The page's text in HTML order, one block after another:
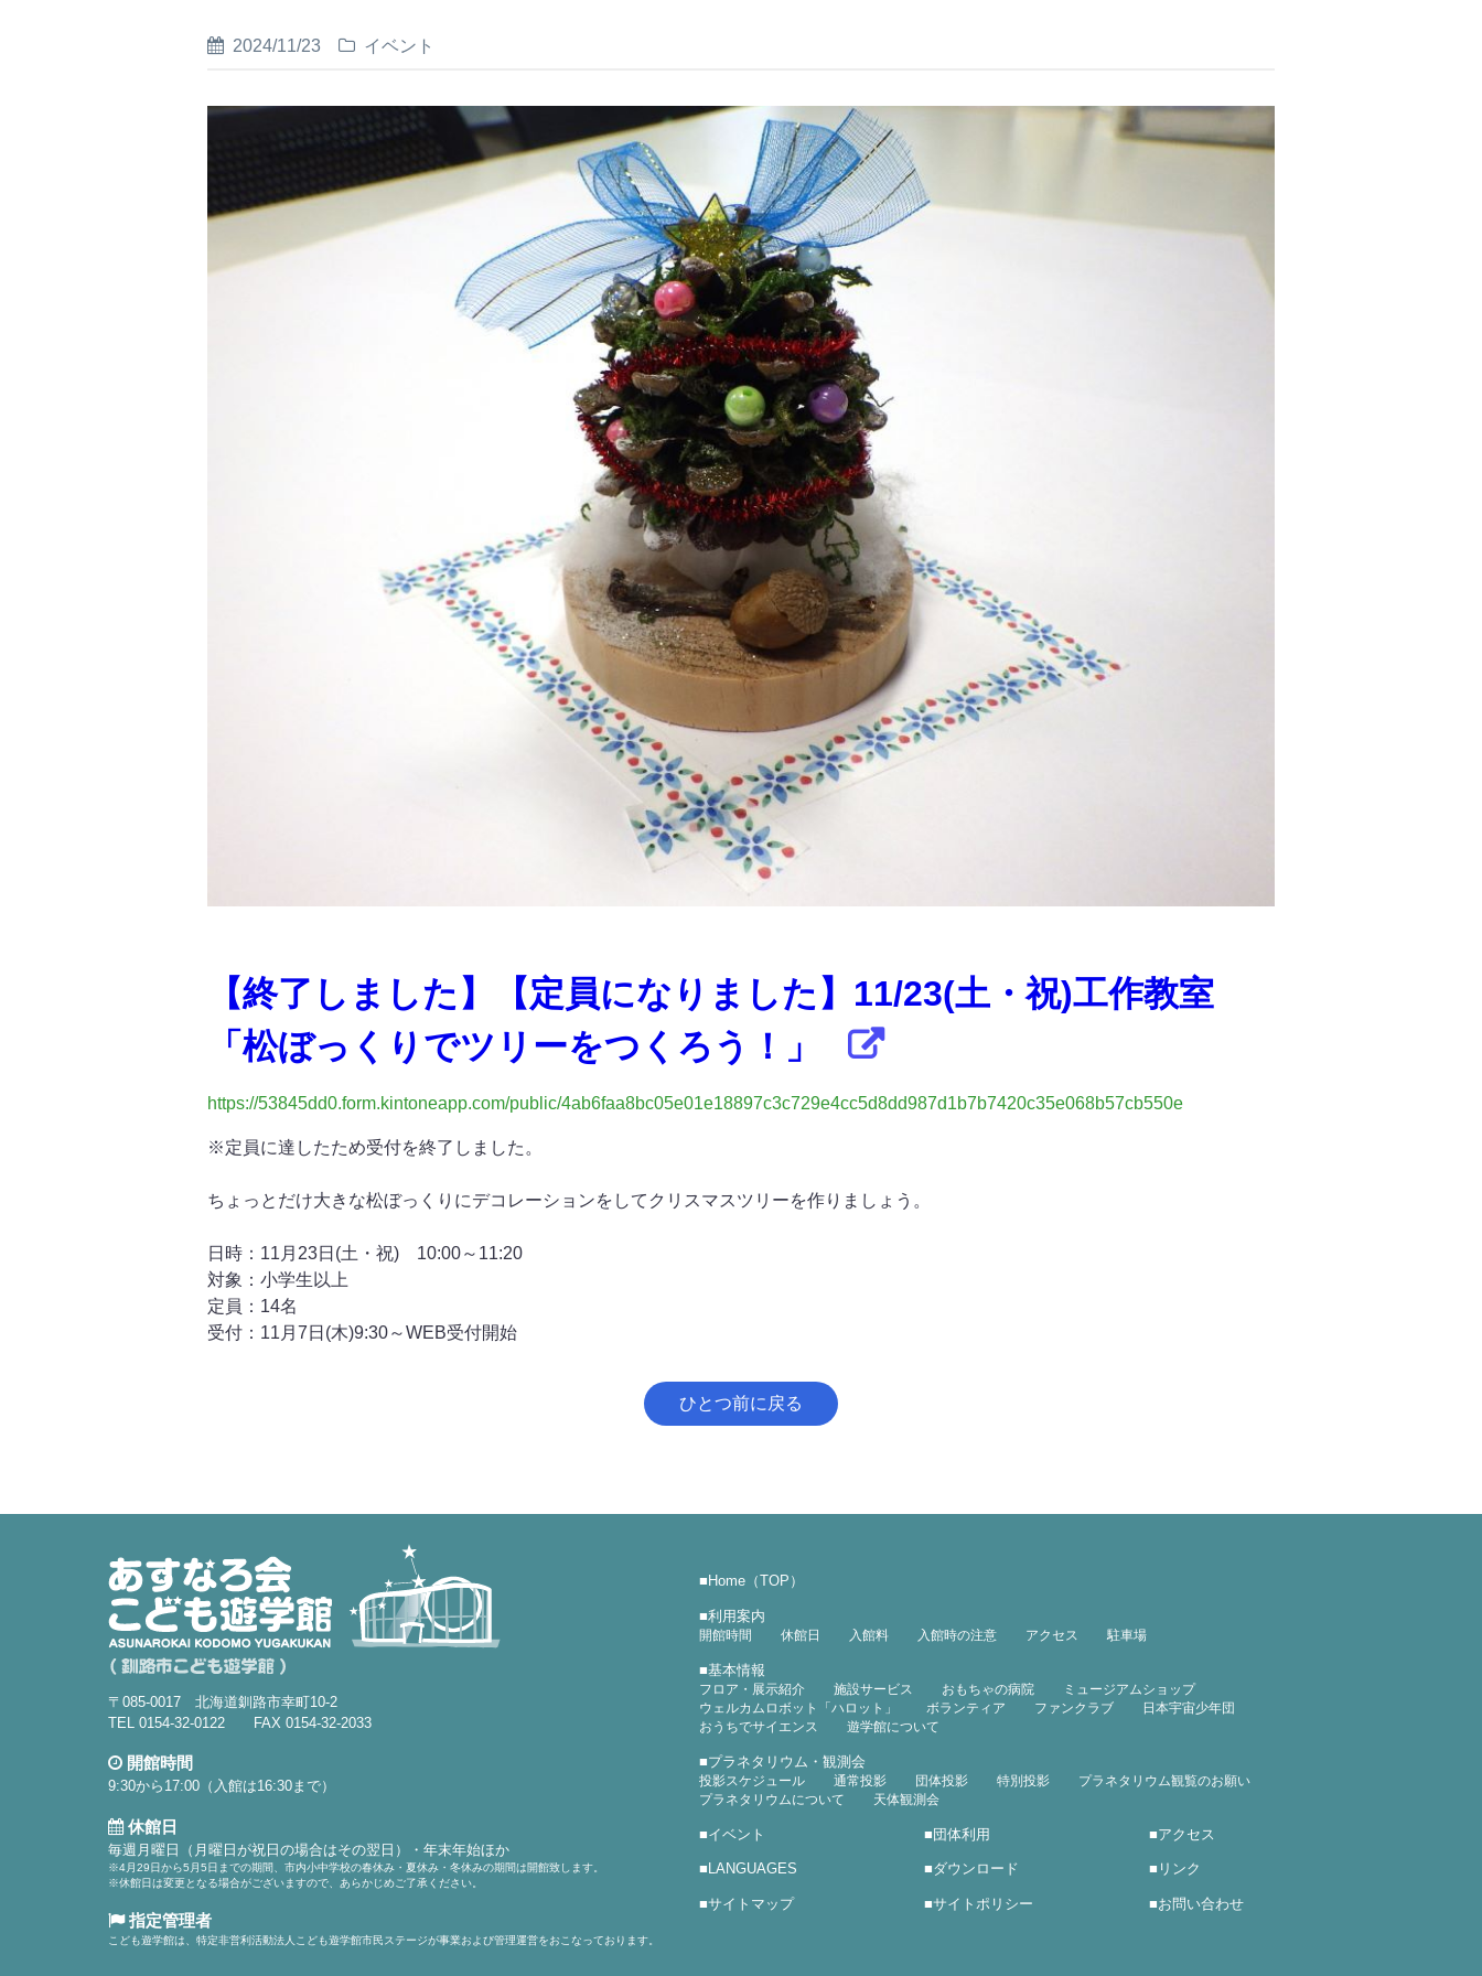
2024/11/23 イベント
【終了しました】【定員になりました】11/23(土・祝)工作教室
「松ぼっくりでツリーをつくろう！」
https://53845dd0.form.kintoneapp.com/public/4ab6faa8bc05e01e18897c3c729e4cc5d8dd987d1b7b7420c35e068b57cb550e
※定員に達したため受付を終了しました。
ちょっとだけ大きな松ぼっくりにデコレーションをしてクリスマスツリーを作りましょう。
日時：11月23日(土・祝) 10:00～11:20
対象：小学生以上
定員：14名
受付：11月7日(木)9:30～WEB受付開始
ひとつ前に戻る
■ Home（TOP）
■利用案内
開館時間 休館日 入館料 入館時の注意 アクセス 駐車場
■基本情報
フロア・展示紹介 施設サービス おもちゃの病院
ミュージアムショップ
ウェルカムロボット「ハロット」
ボランティア ファンクラブ
日本宇宙少年団
おうちでサイエンス
遊学館について
■プラネタリウム・観測会
投影スケジュール 通常投影 団体投影 特別投影
プラネタリウム観覧のお願い
プラネタリウムについて
天体観測会
■イベント ■団体利用 ■アクセス
■ LANGUAGES ■ダウンロード ■ リンク
■サイトマップ ■サイトポリシー ■お問い合わせ
〒085-0017 北海道釧路市幸町10-2
TEL 0154-32-0122 FAX 0154-32-2033
開館時間
9:30から17:00（入館は16:30まで）
休館日
毎週月曜日（月曜日が祝日の場合はその翌日）・年末年始ほか
※4月29日から5月5日までの期間、市内小中学校の春休み・夏休み・冬休みの期間は開館致します。
※休館日は変更となる場合がございますので、あらかじめご了承ください。
指定管理者
こども遊学館は、特定非営利活動法人こども遊学館市民ステージが事業および管理運営をおこなっております。